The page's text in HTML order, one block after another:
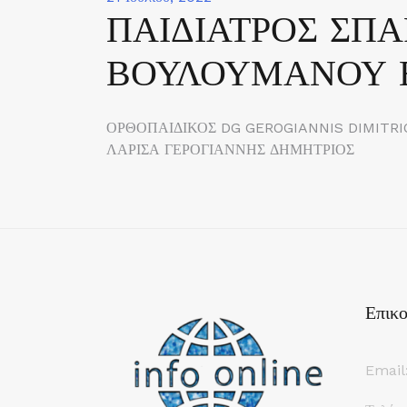
ΠΑΙΔΙΑΤΡΟΣ
ΒΟΥΛΟΥΜΑΝΟΥ
Πλοήγηση
ΟΡΘΟΠΑΙΔΙΚΟΣ DG GEROGIANNIS
ΛΑΡΙΣΑ ΓΕΡΟΓΙΑΝΝΗΣ ΔΗΜΗΤΡΙΟΣ
Email: